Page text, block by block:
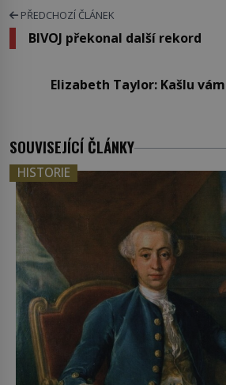
PŘEDCHOZÍ ČLÁNEK
BIVOJ překonal další rekord
Elizabeth Taylor: Kašlu
SOUVISEJÍCÍ ČLÁNKY
HISTORIE